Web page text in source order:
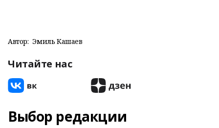
Автор: Эмиль Кашаев
Читайте нас
Выбор редакции